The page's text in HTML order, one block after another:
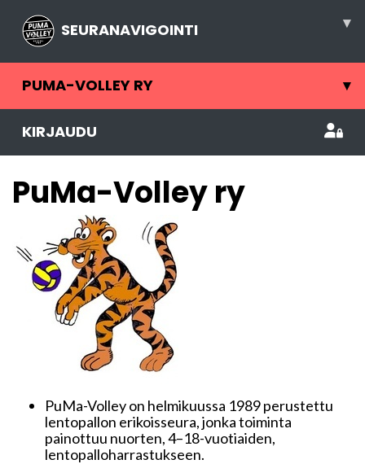
SEURANAVIGOINTI ▾
PUMA-VOLLEY RY ▾
KIRJAUDU
PuMa-Volley ry
PuMa-Volley on helmikuussa 1989 perustettu
lentopallon erikoisseura, jonka toiminta
painottuu nuorten, 4–18-vuotiaiden,
lentopalloharrastukseen.